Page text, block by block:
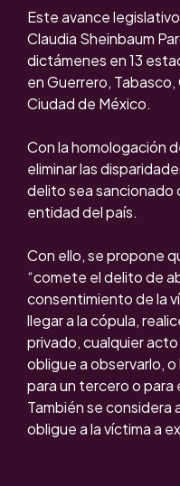
Este avance
Claudia Sheinbaum
dictámenes en 13
en Guerrero,
Ciudad de México.
Con la homologación
eliminar las
delito sea sancionado
entidad del país.
Con ello, se propone
“comete el delito de
consentimiento de la
llegar a la cópula,
privado, cualquier
obligue a observarlo,
para un tercero o
También se considera
obligue a la víctima a